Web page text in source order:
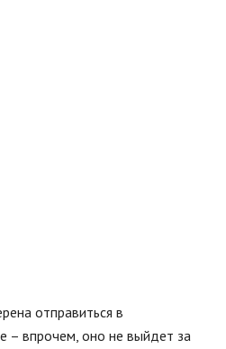
отправиться в
– впрочем, оно не выйдет за